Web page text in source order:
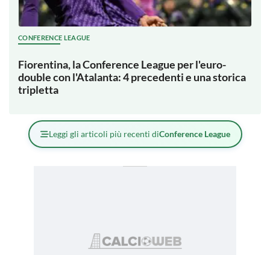
CONFERENCE LEAGUE
Fiorentina, la Conference League per l'euro-
double con l'Atalanta: 4 precedenti e una storica
tripletta
Leggi gli articoli più recenti diConference League